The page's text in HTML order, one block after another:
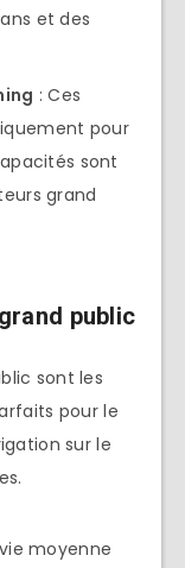
et des
: Ces
pour
sont
grand
public
sont les
pour le
sur le
moyenne